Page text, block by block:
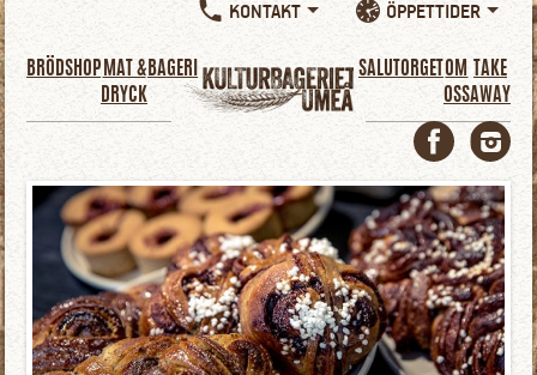
Hoppa
till
huvudinnehåll
BRÖDSHOP MAT &
DRYCK
BAGERI SALUTORGET OM
OSS
TAKE
AWAY
KONTAKT ÖPPETTIDER